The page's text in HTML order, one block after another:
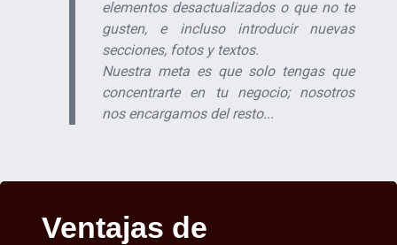
elementos desactualizados o que no te
gusten, e incluso introducir nuevas
secciones, fotos y textos.
Nuestra meta es que solo tengas que
concentrarte en tu negocio; nosotros
nos encargamos del resto...
Ventajas de